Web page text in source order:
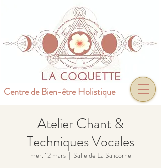
Centre de Bien-être Holistique
Atelier Chant &
Techniques Vocales
mer. 12 mars
  |
Salle de La Salicorne